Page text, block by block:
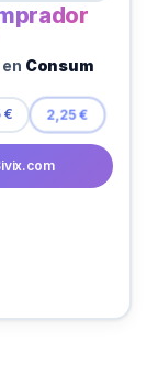
Consum
€ 2,25 €